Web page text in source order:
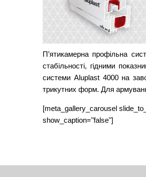
П’ятикамерна профільна
стабільності, гідними
системи Aluplast 4000 на
трикутних форм. Для
[meta_gallery_carousel
show_caption="false"]